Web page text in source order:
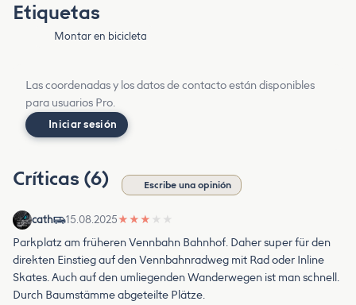
Etiquetas
Montar en bicicleta
Las coordenadas y los datos de contacto están disponibles
para usuarios Pro.
Iniciar sesión
Críticas (6) Escribe una opinión
cath 15.08.2025★ ★ ★ ★ ★
Parkplatz am früheren Vennbahn Bahnhof. Daher super für den
direkten Einstieg auf den Vennbahnradweg mit Rad oder Inline
Skates. Auch auf den umliegenden Wanderwegen ist man schnell.
Durch Baumstämme abgeteilte Plätze.